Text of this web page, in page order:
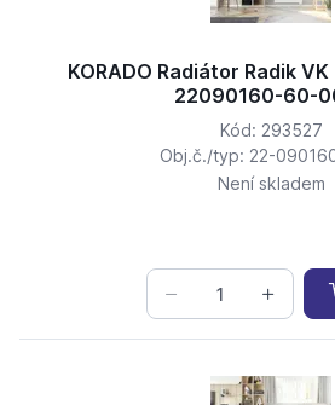
KORADO Radiátor Radik
22090160-60-
Kód: 293527
Obj.č./typ: 22-
Není skladem